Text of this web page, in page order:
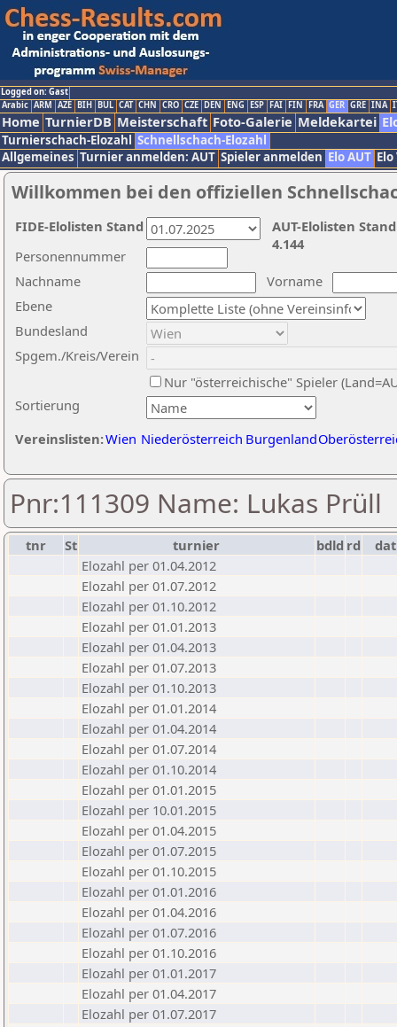
Logged on: Gast
Arabic ARM AZE BIH BUL CAT CHN CRO CZE DEN ENG ESP FAI FIN FRA GER GRE INA
Home TurnierDB Meisterschaft Foto-Galerie Meldekartei
Turnierschach-Elozahl Schnellschach-Elozahl
Allgemeines Turnier anmelden: AUT Spieler anmelden Elo AUT
Willkommen bei den offiziellen
Nachname
Vorname
Ebene
Sortierung
Personennummer
Bundesland
Spgem./Kreis/Verein
Nur "österreichische" Spieler
Vereinslisten:Wien Niederösterreich Burgenland
AUT-Elolisten
4.144
FIDE-Elolisten Stand
Pnr:111309 Name: Lukas Prüll
tnr St turnier bdld rd
Elozahl per 01.04.2012
Elozahl per 01.07.2012
Elozahl per 01.10.2012
Elozahl per 01.01.2013
Elozahl per 01.04.2013
Elozahl per 01.07.2013
Elozahl per 01.10.2013
Elozahl per 01.01.2014
Elozahl per 01.04.2014
Elozahl per 01.07.2014
Elozahl per 01.10.2014
Elozahl per 01.01.2015
Elozahl per 10.01.2015
Elozahl per 01.04.2015
Elozahl per 01.07.2015
Elozahl per 01.10.2015
Elozahl per 01.01.2016
Elozahl per 01.04.2016
Elozahl per 01.07.2016
Elozahl per 01.10.2016
Elozahl per 01.01.2017
Elozahl per 01.04.2017
Elozahl per 01.07.2017